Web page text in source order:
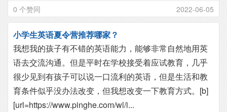
0 个赞同 2022-06-05
小学生英语夏令营推荐哪家？
我想我的孩子有不错的英语能力，能够非常自然地用英
语去交流沟通。但是平时在学校接受着应试教育，几乎
很少见到有孩子可以说一口流利的英语，但是生活和教
育条件似乎没办法改变，但我想改变一下教育方式。[b]
[url=https://www.pinghe.com/wl/i...